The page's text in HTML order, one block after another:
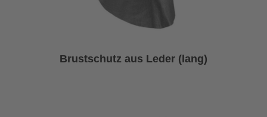
Brustschutz aus Leder (lang)